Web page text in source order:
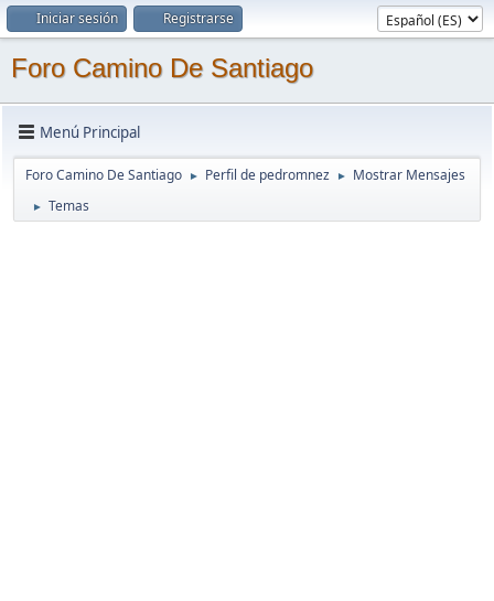
Iniciar sesión Registrarse
Foro Camino De Santiago
Menú Principal
Foro Camino De Santiago ► Perfil de pedromnez ► Mostrar Mensajes
► Temas